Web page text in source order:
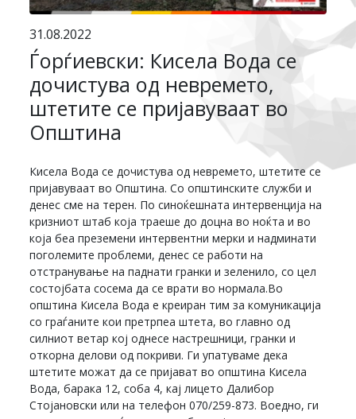
31.08.2022
Ѓорѓиевски: Кисела Вода се
дочистува од невремето,
штетите се пријавуваат во
Општина
Кисела Вода се дочистува од невремето, штетите се
пријавуваат во Општина. Со општинските служби и
денес сме на терен. По синоќешната интервенција на
кризниот штаб која траеше до доцна во ноќта и во
која беа преземени интервентни мерки и надминати
поголемите проблеми, денес се работи на
отстранување на паднати гранки и зеленило, со цел
состојбата сосема да се врати во нормала.Во
општина Кисела Вода е креиран тим за комуникација
со граѓаните кои претрпеа штета, во главно од
силниот ветар кој однесе настрешници, гранки и
откорна делови од покриви. Ги упатуваме дека
штетите можат да се пријават во општина Кисела
Вода, барака 12, соба 4, кај лицето Далибор
Стојановски или на телефон 070/259-873. Воедно, ги